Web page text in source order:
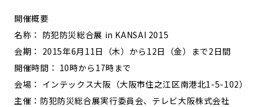
開催概要
名称： 防犯防災総合展 in KANSAI 2015
会期： 2015年6月11日（木）から12日（金）まで2日間
開催時間： 10時から17時まで
会場： インテックス大阪（大阪市住之江区南港北1-5-102）
主催：防犯防災総合展実行委員会、テレビ大阪株式会社